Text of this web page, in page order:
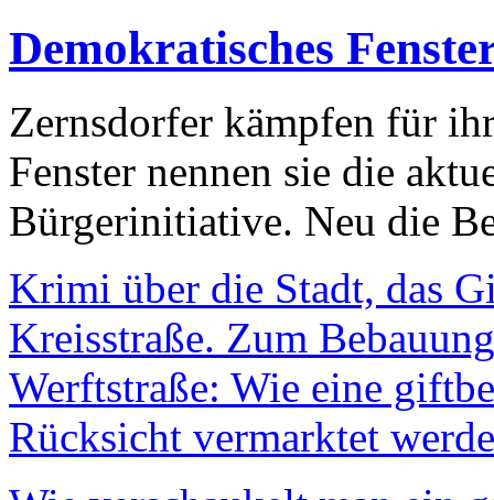
Demokratisches
Zernsdorfer kämpfen für
Fenster nennen sie die
Bürgerinitiative. Neu die
Krimi über die Stadt, das
Kreisstraße. Zum
Werftstraße: Wie eine
Rücksicht vermarktet